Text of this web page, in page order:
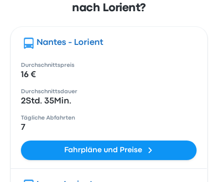
nach Lorient?
Nantes - Lorient
Durchschnittspreis
16 €
Durchschnittsdauer
2Std. 35Min.
Tägliche Abfahrten
7
Fahrpläne und Preise